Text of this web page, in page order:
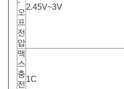
-
오
프
전
압
2.45V~3V
맥
스
충
전
1C